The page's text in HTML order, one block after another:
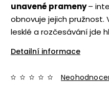
unavené prameny–
obnovuje jejich pružnost.
lesklé a rozčesávání jde
Detailní informace